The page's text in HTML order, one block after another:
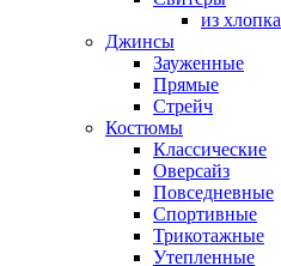
из хлопка
Джинсы
Зауженные
Прямые
Стрейч
Костюмы
Классические
Оверсайз
Повседневные
Спортивные
Трикотажные
Утепленные